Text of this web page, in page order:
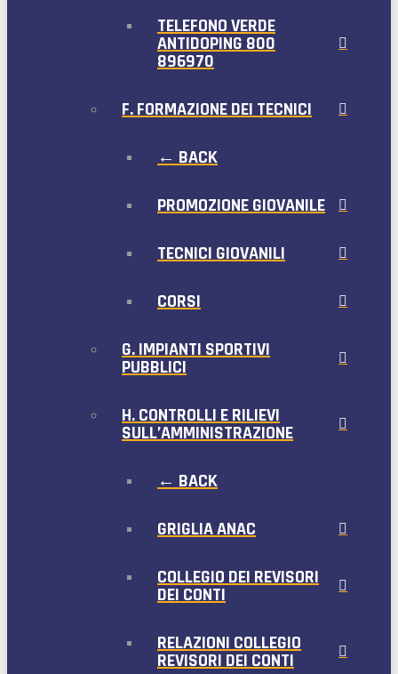
TELEFONO VERDE
ANTIDOPING 800
896970
F. FORMAZIONE DEI TECNICI
← BACK
PROMOZIONE GIOVANILE
TECNICI GIOVANILI
CORSI
G. IMPIANTI SPORTIVI
PUBBLICI
H. CONTROLLI E RILIEVI
SULL’AMMINISTRAZIONE
← BACK
GRIGLIA ANAC
COLLEGIO DEI REVISORI
DEI CONTI
RELAZIONI COLLEGIO
REVISORI DEI CONTI